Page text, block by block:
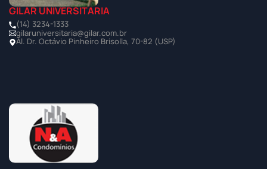
GILAR UNIVERSITÁRIA
(14) 3234-1333
gilaruniversitaria@gilar.com.br
Al. Dr. Octávio Pinheiro Brisolla, 70-82 (USP)